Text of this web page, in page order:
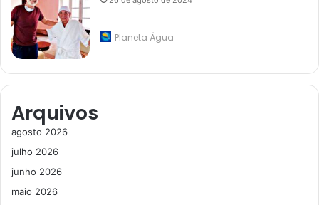
Planeta Água
Arquivos
agosto 2026
julho 2026
junho 2026
maio 2026